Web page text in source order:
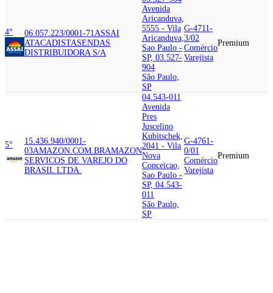
4° 06.057.223/0001-71 ASSAI
ATACADISTASENDAS
DISTRIBUIDORA S/A
Avenida
Aricanduva,
5555 - Vila
Aricanduva,
Sao Paulo -
SP, 03.527-
904
São Paulo,
SP
G-4711-
3/02
Comércio
Varejista
Premium
5°
15.436.940/0001-
03AMAZON.COM.BRAMAZON
SERVICOS DE VAREJO DO
BRASIL LTDA.
04.543-011
Avenida
Pres
Juscelino
Kubitschek,
2041 - Vila
Nova
Conceicao,
Sao Paulo -
SP, 04.543-
011
São Paulo,
SP
G-4761-
0/01
Comércio
Varejista
Premium